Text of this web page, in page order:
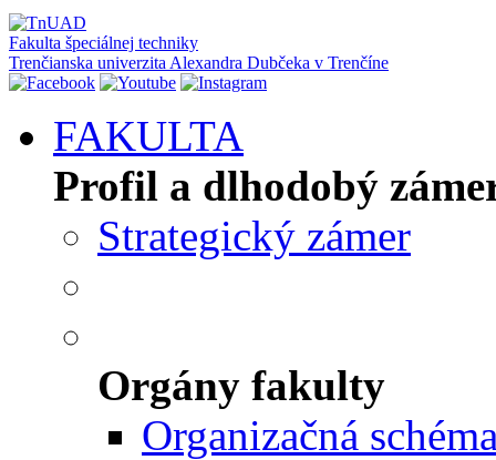
Fakulta špeciálnej techniky
Trenčianska univerzita Alexandra Dubčeka v Trenčíne
FAKULTA
Profil a dlhodobý
Strategický zámer
Orgány fakulty
Organizačná